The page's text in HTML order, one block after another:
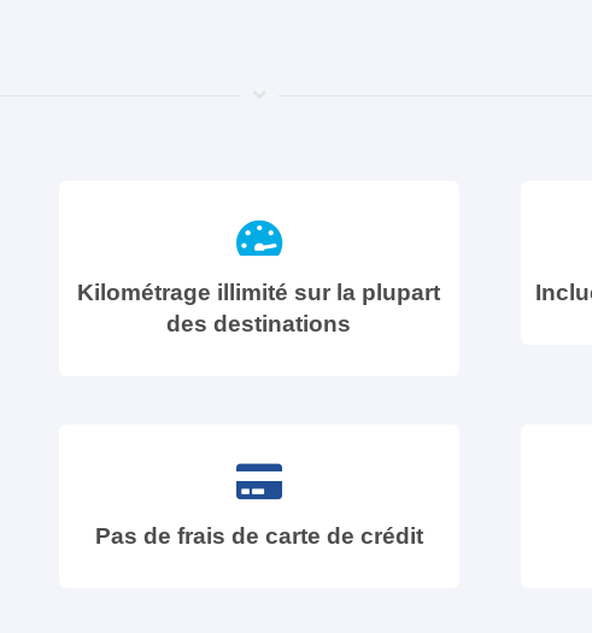
Kilométrage illimité sur la plupart
des destinations
Pas de frais de carte de crédit